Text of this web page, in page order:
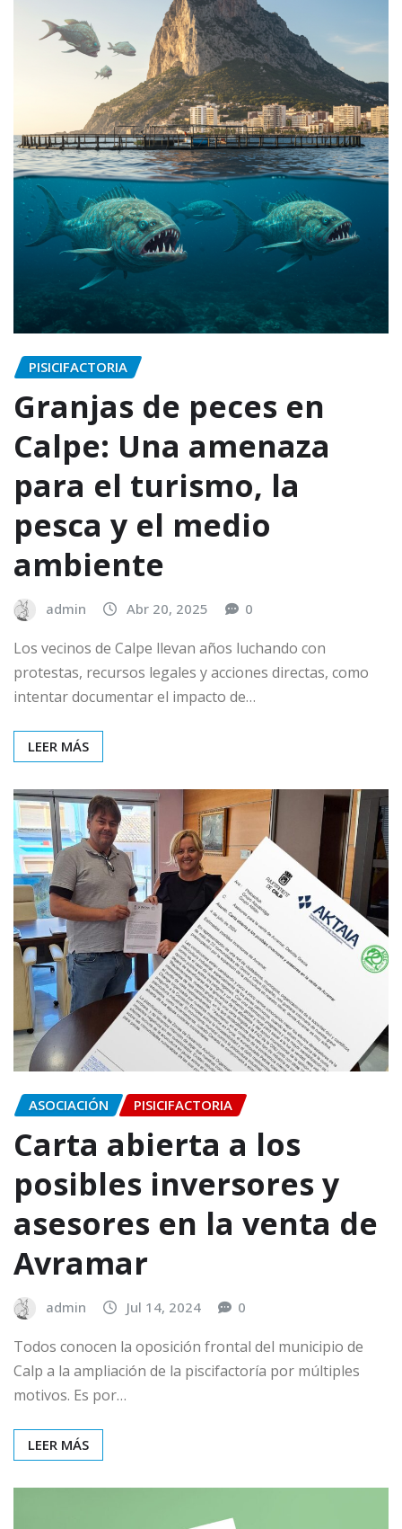
PISICIFACTORIA
Granjas de peces en
Calpe: Una amenaza
para el turismo, la
pesca y el medio
ambiente
admin Abr 20, 2025 0
Los vecinos de Calpe llevan años luchando con
protestas, recursos legales y acciones directas, como
intentar documentar el impacto de…
LEER MÁS
ASOCIACIÓN PISICIFACTORIA
Carta abierta a los
posibles inversores y
asesores en la venta de
Avramar
admin Jul 14, 2024 0
Todos conocen la oposición frontal del municipio de
Calp a la ampliación de la piscifactoría por múltiples
motivos. Es por…
LEER MÁS